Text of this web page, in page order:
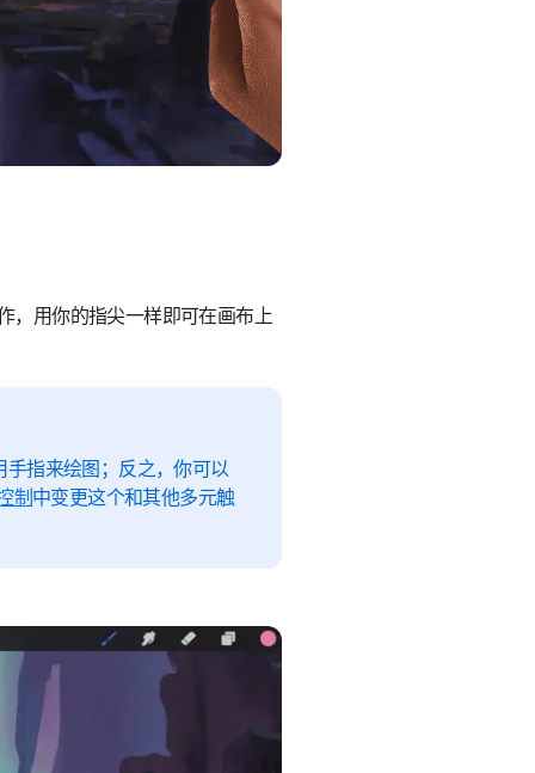
，用你的指尖一样即可在画布上
指来绘图；反之，你可以
制中变更这个和其他多元触